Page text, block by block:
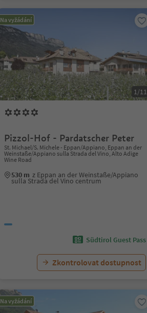
Na vyžádání
1/11
Pizzol-Hof - Pardatscher Peter
St. Michael/S. Michele - Eppan/Appiano, Eppan an der
Weinstaße/Appiano sulla Strada del Vino, Alto Adige
Wine Road
530 m z Eppan an der Weinstaße/Appiano
sulla Strada del Vino centrum
Südtirol Guest Pass
Zkontrolovat dostupnost
Na vyžádání